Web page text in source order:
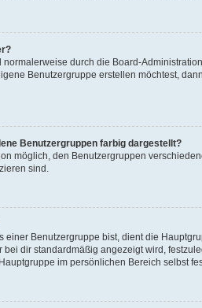
normalerweise durch die Board-
Benutzergruppe erstellen möchtest,
Benutzergruppen farbig dargestellt?
möglich, den Benutzergruppen
sind.
einer Benutzergruppe bist, dient die
dir standardmäßig angezeigt wird,
im persönlichen Bereich selbst